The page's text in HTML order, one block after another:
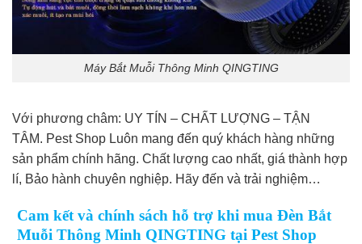
Máy Bắt Muỗi Thông Minh QINGTING
Với phương châm: UY TÍN – CHẤT LƯỢNG – TẬN
TÂM. Pest Shop Luôn mang đến quý khách hàng những
sản phẩm chính hãng. Chất lượng cao nhất, giá thành hợp
lí, Bảo hành chuyên nghiệp. Hãy đến và trải nghiệm…
Cam kết và chính sách hỗ trợ khi mua Đèn Bắt
Muỗi Thông Minh QINGTING tại Pest Shop